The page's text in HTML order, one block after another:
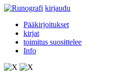
kirjaudu
Pääkirjoitukset
kirjat
toimitus suosittelee
Info